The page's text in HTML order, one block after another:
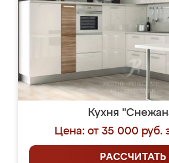
Кухня
Цена: от 35 000 руб.
РАССЧИТАТЬ